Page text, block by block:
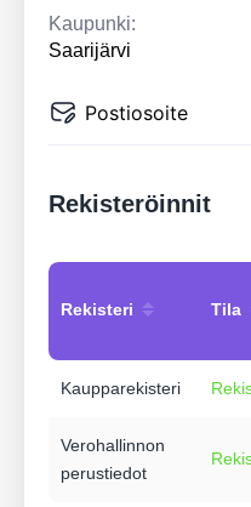
Kaupunki:
Saarijärvi
Postiosoite
Rekisteröinnit
Rekisteri Tila
Kaupparekisteri
Verohallinnon
perustiedot